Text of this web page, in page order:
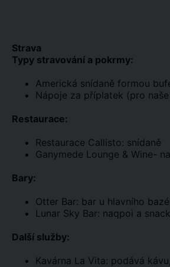
Strava
Typy stravování a pokrmy:
Americká snídaně formou
Nápoje za příplatek (pro
Restaurace:
Restaurace Callisto: snídaně
Ganymede Lounge & Wine-
Bary:
Otter Bar: bar u hlavního
Lunar Sky Bar: naqpoi a
Další služby:
Kavárna La Vita: podává